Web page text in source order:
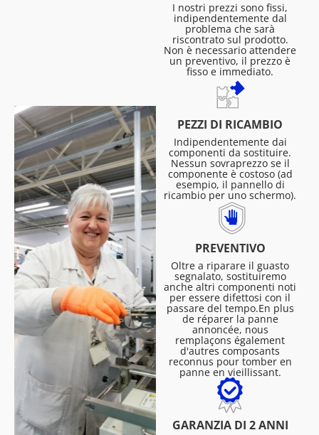
I nostri prezzi sono fissi,
indipendentemente dal
problema che sarà
riscontrato sul prodotto.
Non è necessario attendere
un preventivo, il prezzo è
fisso e immediato.
PEZZI DI RICAMBIO
Indipendentemente dai
componenti da sostituire.
Nessun sovraprezzo se il
componente è costoso (ad
esempio, il pannello di
ricambio per uno schermo).
PREVENTIVO
Oltre a riparare il guasto
segnalato, sostituiremo
anche altri componenti noti
per essere difettosi con il
passare del tempo.En plus
de réparer la panne
annoncée, nous
remplaçons également
d'autres composants
reconnus pour tomber en
panne en vieillissant.
GARANZIA DI 2 ANNI